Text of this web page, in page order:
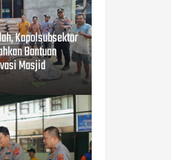
Kapolsubsektor
Bantuan
Masjid